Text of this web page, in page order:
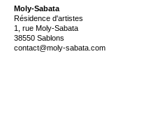
Moly-Sabata
Résidence d'artistes
1, rue Moly-Sabata
38550 Sablons
contact@moly-sabata.com